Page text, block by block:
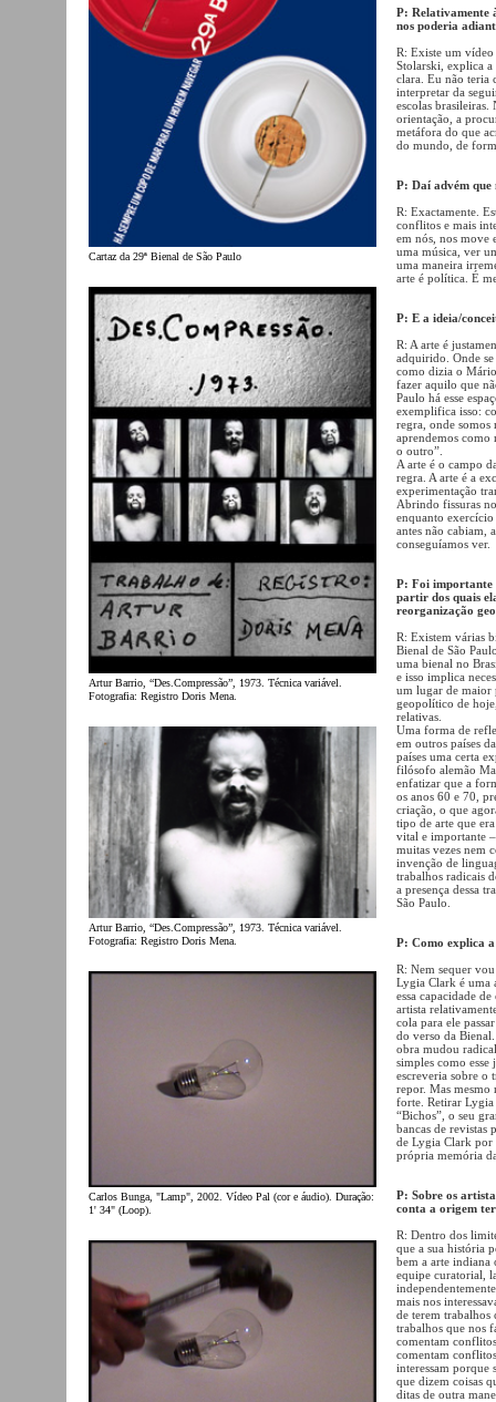
Cartaz da 29ª Bienal de São Paulo
Artur Barrio, “Des.Compressão”, 1973. Técnica variável.
Fotografia: Registro Doris Mena.
Artur Barrio, “Des.Compressão”, 1973. Técnica variável.
Fotografia: Registro Doris Mena.
Carlos Bunga, "Lamp", 2002. Vídeo Pal (cor e áudio). Duração:
1' 34" (Loop).
P: Relativamente
nos poderia
R: Existe um
Stolarski, explica
clara. Eu não teria
interpretar da
escolas brasileiras.
orientação, a
metáfora do que
do mundo, de
P: Daí advém que
R: Exactamente.
conflitos e mais
em nós, nos move
uma música, ver
uma maneira
arte é política. É
P: E a ideia/
R: A arte é
adquirido. Onde
como dizia o
fazer aquilo que
Paulo há esse
exemplifica isso:
regra, onde somos
aprendemos como
o outro”.
A arte é o campo
regra. A arte é a
experimentação
Abrindo fissuras
enquanto exercício
antes não cabiam,
conseguíamos ver.
P: Foi importante
partir dos quais
reorganização
R: Existem várias
Bienal de São
uma bienal no
e isso implica
um lugar de maior
geopolítico de
relativas.
Uma forma de
em outros países
países uma certa
filósofo alemão
enfatizar que a
os anos 60 e 70,
criação, o que
tipo de arte que
vital e importante
muitas vezes nem
invenção de
trabalhos radicais
a presença dessa
São Paulo.
P: Como explica
R: Nem sequer
Lygia Clark é uma
essa capacidade
artista
cola para ele
do verso da
obra mudou
simples como
escreveria sobre o
repor. Mas mesmo
forte. Retirar Lygia
“Bichos”, o seu
bancas de revistas
de Lygia Clark por
própria memória
P: Sobre os
conta a origem
R: Dentro dos
que a sua história
bem a arte indiana
equipe curatorial,
mais nos
de terem trabalhos
trabalhos que nos
comentam
comentam
interessam porque
que dizem coisas
ditas de outra